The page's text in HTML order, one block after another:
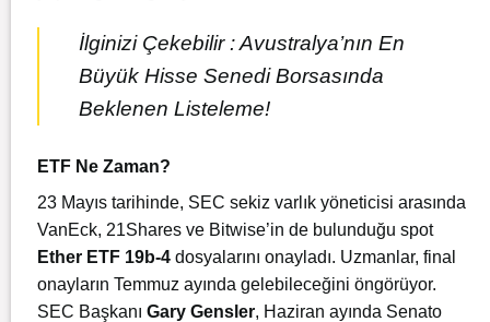
İlginizi Çekebilir :Avustralya’nın En
Büyük Hisse Senedi Borsasında
Beklenen Listeleme!
ETF Ne Zaman?
23 Mayıs tarihinde, SEC sekiz varlık yöneticisi arasında
VanEck, 21Shares ve Bitwise’in de bulunduğu spot
Ether ETF 19b-4 dosyalarını onayladı. Uzmanlar, final
onayların Temmuz ayında gelebileceğini öngörüyor.
SEC Başkanı Gary Gensler, Haziran ayında Senato